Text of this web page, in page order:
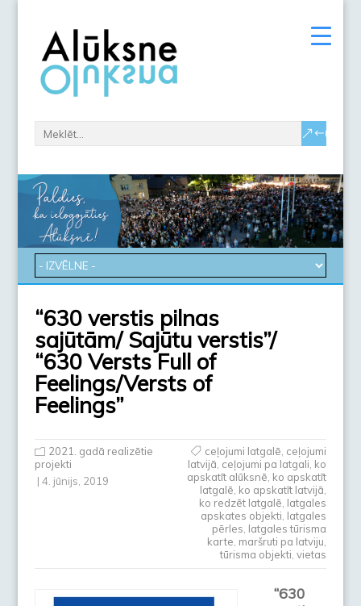
“630 verstis pilnas
sajūtām/ Sajūtu verstis”/
“630 Versts Full of
Feelings/Versts of
Feelings”
2021. gadā realizētie
projekti
| 4. jūnijs, 2019
ceļojumi latgalē ceļojumi
latvijā ceļojumi pa latgali ko
apskatīt alūksnē ko apskatīt
latgalē ko apskatīt latvijā
ko redzēt latgalē latgales
apskates objekti latgales
pērles latgales tūrisma
karte maršruti pa latviju
tūrisma objekti ,vietas
“630